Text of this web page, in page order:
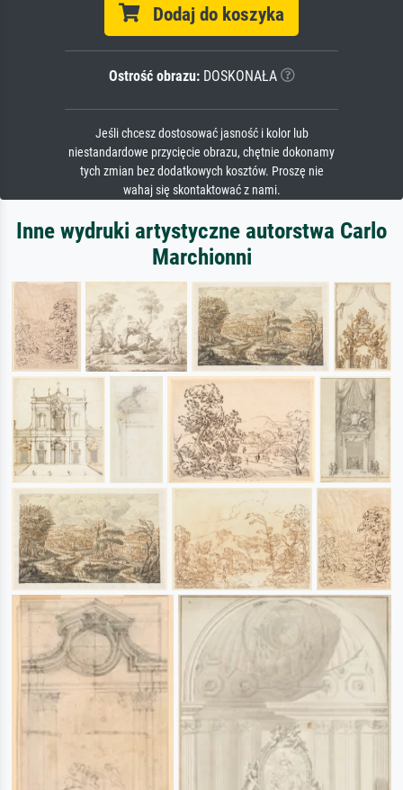
Dodaj do koszyka
Ostrość obrazu:DOSKONAŁA
Jeśli chcesz dostosować jasność i kolor lub
niestandardowe przycięcie obrazu, chętnie dokonamy
tych zmian bez dodatkowych kosztów. Proszę nie
wahaj się skontaktować z nami.
Inne wydruki artystyczne autorstwa Carlo
Marchionni